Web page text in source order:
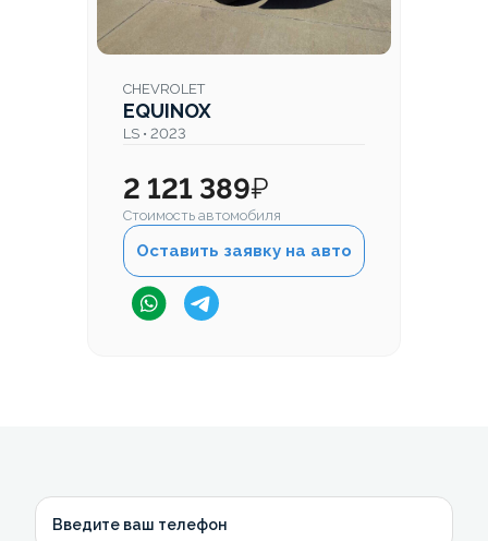
CHEVROLET
EQUINOX
LS • 2023
2 121 389₽
Стоимость автомобиля
Оставить заявку на авто
Введите ваш телефон